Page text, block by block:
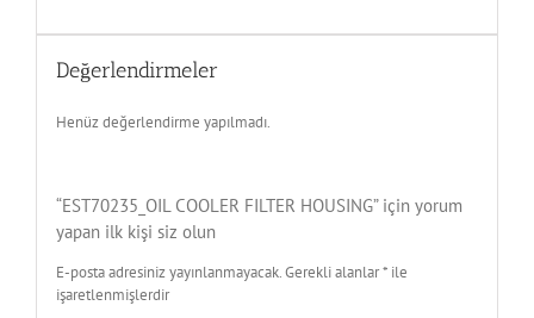
Değerlendirmeler
Henüz değerlendirme yapılmadı.
“EST70235_OIL COOLER FILTER HOUSING” için yorum
yapan ilk kişi siz olun
E-posta adresiniz yayınlanmayacak. Gerekli alanlar*ile
işaretlenmişlerdir